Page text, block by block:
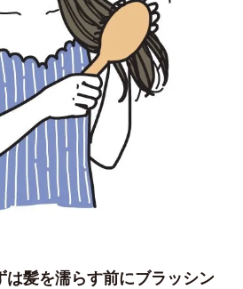
髪を濡らす前にブラッシン